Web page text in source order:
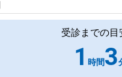
受診までの目
1 時間3